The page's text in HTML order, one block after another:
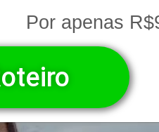
Por apenas